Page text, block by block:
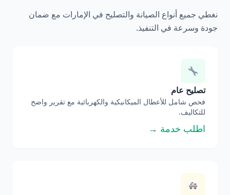
نغطي جميع أنواع الصيانة والتصليح في الإمارات مع ضمان
جودة وسرعة في التنفيذ.
تصليح عام
فحص شامل للأعطال الميكانيكية والكهربائية مع تقرير واضح
للتكاليف.
اطلب خدمة →